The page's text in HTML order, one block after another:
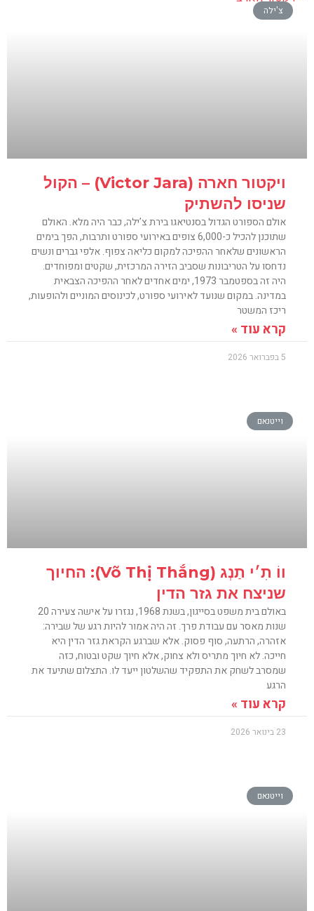
צ'ילה
ויקטור חארה (Victor Jara) – הקול
שניסו להשתיק
אולם הספורט הגדול בסנטיאגו בירת צ’ילה, כבר היה מלא. האולם
שתוכנן להכיל כ-6,000 צופים באירועי ספורט ותרבות, הפך בימים
הראשונים שלאחר ההפיכה למקום כליאה צפוף. אלפי גברים ונשים
נדחסו על הטריבונות שסביב הזירה המרכזית, שקטים ומפוחדים.
היה זה בספטמבר 1973, ימים אחדים לאחר ההפיכה הצבאית
במדינה. במקום שנועד לאירועי ספורט, לכינוסים המוניים ולהופעות,
ריכז המשטר
קרא עוד »
5 בפברואר 2026
וייטנאם
ווֹ תִ׳י תַנְג (Võ Thị Thắng): החיוך
שניצח את גזר הדין
באולם בית משפט בסייגון, בשנת 1968, נגזרו על אישה צעירה 20
שנות מאסר עם עבודת פרך. זה היה אמור להיות רגע של שבירה:
אזהרה, הרתעה, סוף פסוק. אלא שברגע הקראת גזר הדין היא
חייכה. לא חיוך מתריס ולא צחוק, אלא חיוך שקט ובטוח, כזה
שמסרב לשחק את התפקיד שהשלטון ייעד לו. התצלום שתיעד את
הרגע
קרא עוד »
23 בינואר 2026
וייטנאם